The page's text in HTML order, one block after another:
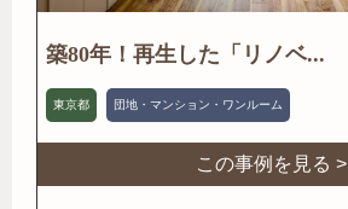
築80年！再生した「リノベ...
東京都 団地・マンション・ワンルーム
この事例を見る >